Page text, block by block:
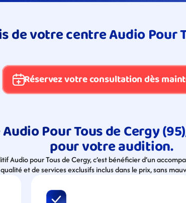
de votre centre Audio Pour
Réservez votre consultation dès
Pour Tous de Cergy
pour votre audition.
Audio pour Tous de Cergy, c’est bénéficier d’un
et de services exclusifs inclus dans le prix, sans